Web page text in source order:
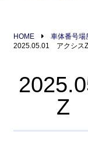
HOME 車体番号場
2025.05.01 アクシス
Z